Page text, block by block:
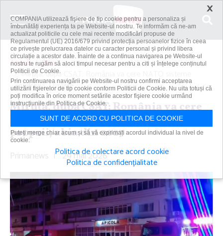
Acasă
Știri
Miruţă, după CSAT: România va cere NATO sisteme
antidronă. Livrările...
Miruţă, după CSAT: România va cere
NATO sisteme antidronă. Livrările
proprii, abia din 2027
Primanews | 29 mai 2026
×
COMPANIA utilizează fişiere de tip cookie pentru a personaliza și
îmbunătăți experiența ta pe Website-ul nostru. Te informăm că ne-am
actualizat politicile cu cele mai recente modificări propuse de
Regulamentul (UE) 2016/679 privind protecția persoanelor fizice în ceea
ce privește prelucrarea datelor cu caracter personal și privind libera
circulație a acestor date. Înainte de a continua navigarea pe Website-ul
nostru te rugăm să aloci timpul necesar pentru a citi și înțelege conținutul
Politicii de Cookie.
Prin continuarea navigării pe Website-ul nostru confirmi acceptarea
utilizării fişierelor de tip cookie conform Politicii de Cookie. Nu uita totuși că
poți modifica în orice moment setările acestor fişiere cookie urmând
instrucțiunile din Politica de Cookie.
SUNT DE ACORD CU POLITICA DE COOKIE
Puteți merge chiar acum și să vă exprimați acordul individual la nivel de
cookie:
Politica de colectare acord cookie
Politica de confidențialitate